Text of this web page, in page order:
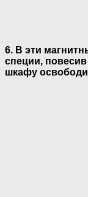
6. В эти
специи,
шкафу